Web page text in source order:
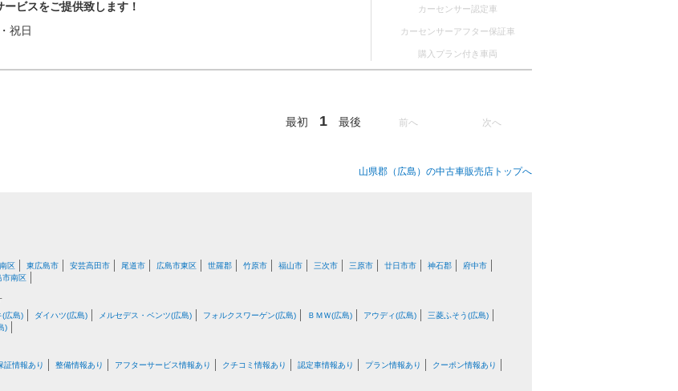
ビスをご提供致します！
祝日
カーセンサー認定車
カーセンサーアフター保証車
購入プラン付き車両
最初 1 最後 前へ 次へ
山県郡（広島）の中古車販売店トップへ
区 東広島市 安芸高田市 尾道市 広島市東区 世羅郡 竹原市 福山市 三次市 三原市 廿日市市 神石郡
府中市
市南区
(広島) ダイハツ(広島) メルセデス・ベンツ(広島) フォルクスワーゲン(広島) ＢＭＷ(広島) アウディ(広島)
三菱ふそう(広島)
)
証情報あり 整備情報あり アフターサービス情報あり クチコミ情報あり 認定車情報あり プラン情報あり クーポン情報あり